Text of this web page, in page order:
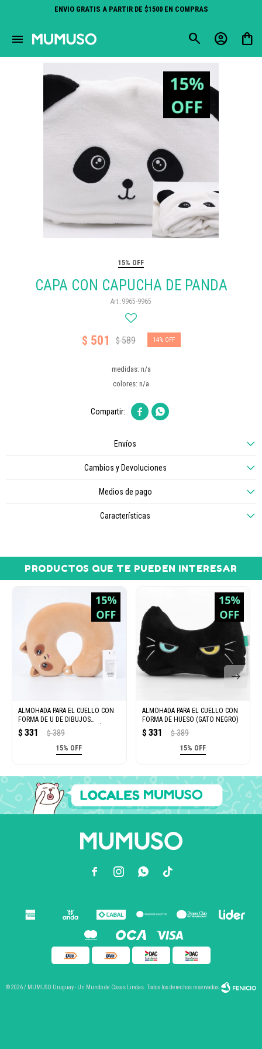
ENVIO GRATIS A PARTIR DE $1500 EN COMPRAS
menu
15% OFF
CAPA CON CAPUCHA DE PANDA
9965-9965
$ 501 $589 14
medidas: n/a
colores: n/a
 
Envíos
Cambios y Devoluciones
Medios de pago
Características
PRODUCTOS QUE TE PUEDEN INTERESAR
ALMOHADA PARA EL CUELLO CON
FORMA DE U DE DIBUJOS
ANIMADOS (MAPACHE MARRÓN)
$ 331 $ 389
15% OFF
ALMOHADA PARA EL CUELLO CON
FORMA DE HUESO (GATO NEGRO)
$ 331 $ 389
15% OFF
  
© 2026 / MUMUSO Uruguay - Un Mundo de Cosas Lindas. Todos los derechos reservados.
close